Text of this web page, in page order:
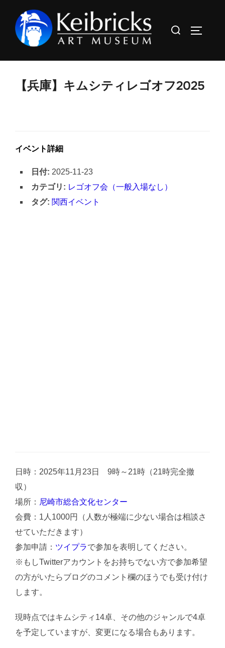
ツ
検
【兵庫】キムシティレゴオフ2025
イベント詳細
日付: 2025-11-23
カテゴリ: レゴオフ会（一般入場なし）
タグ: 関西イベント
日時：2025年11月23日 9時～21時（21時完全撤
収）
場所： 尼崎市総合文化センター
会費：1人1000円（人数が極端に少ない場合は相談さ
せていただきます）
参加申請： ツイプラで参加を表明してください。
※もしTwitterアカウントをお持ちでない方で参加希望
の方がいたらブログのコメント欄のほうでも受け付け
します。
現時点ではキムシティ14卓、その他のジャンルで4卓
を予定していますが、変更になる場合もあります。